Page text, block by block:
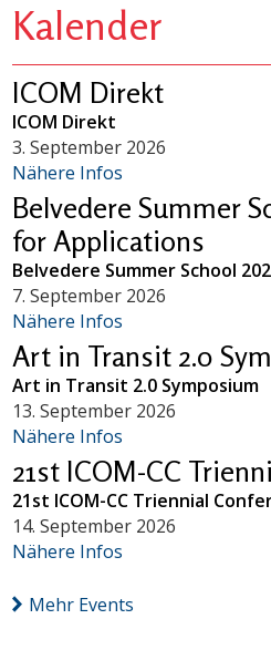
Kalender
ICOM Direkt
ICOM Direkt
3. September 2026
Nähere Infos
Belvedere Summer
for Applications
Belvedere Summer School
7. September 2026
Nähere Infos
Art in Transit 2.0
Art in Transit 2.0 Symposium
13. September 2026
Nähere Infos
21st ICOM-CC
21st ICOM-CC Triennial
14. September 2026
Nähere Infos
Mehr Events